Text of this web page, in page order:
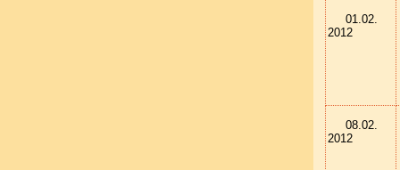
01.02.
2012
08.02.
2012